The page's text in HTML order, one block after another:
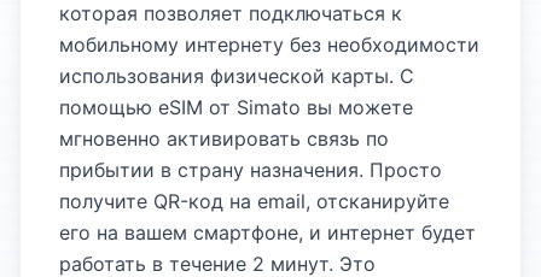
которая позволяет подключаться к
мобильному интернету без необходимости
использования физической карты. С
помощью eSIM от Simato вы можете
мгновенно активировать связь по
прибытии в страну назначения. Просто
получите QR-код на email, отсканируйте
его на вашем смартфоне, и интернет будет
работать в течение 2 минут. Это